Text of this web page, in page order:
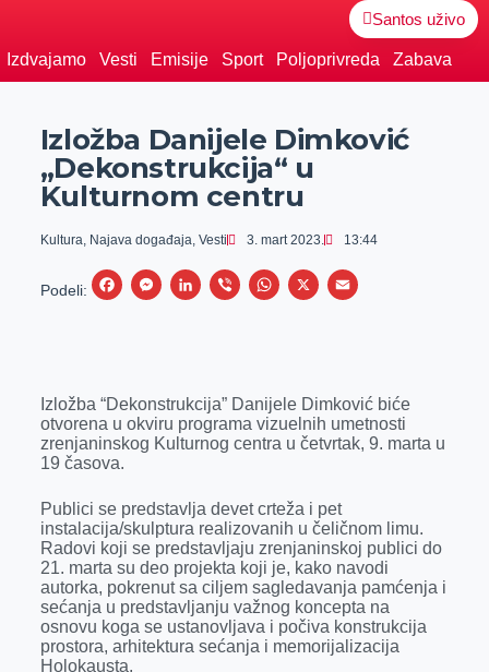
Santos uživo
Izdvajamo Vesti Emisije Sport Poljoprivreda Zabava
Izložba Danijele Dimković
„Dekonstrukcija“ u
Kulturnom centru
Kultura, Najava događaja, Vesti 3. mart 2023. 13:44
Podeli:
F
b
o
o
M
e
n
r
L
e
d
V
r
W
s
A
p
X
E
l
Izložba “Dekonstrukcija” Danijele Dimković biće
otvorena u okviru programa vizuelnih umetnosti
zrenjaninskog Kulturnog centra u četvrtak, 9. marta u
19 časova.
Publici se predstavlja devet crteža i pet
instalacija/skulptura realizovanih u čeličnom limu.
Radovi koji se predstavljaju zrenjaninskoj publici do
21. marta su deo projekta koji je, kako navodi
autorka, pokrenut sa ciljem sagledavanja pamćenja i
sećanja u predstavljanju važnog koncepta na
osnovu koga se ustanovljava i počiva konstrukcija
prostora, arhitektura sećanja i memorijalizacija
Holokausta.